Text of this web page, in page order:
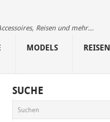
Reisen und mehr...
MODELS REISEN
SUCHE